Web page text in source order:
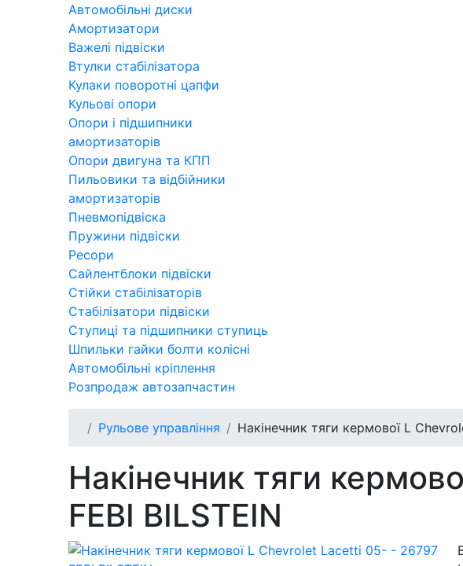
Автомобільні диски
Амортизатори
Важелі підвіски
Втулки стабілізатора
Кулаки поворотні цапфи
Кульові опори
Опори і підшипники
амортизаторів
Опори двигуна та КПП
Пильовики та відбійники
амортизаторів
Пневмопідвіска
Пружини підвіски
Ресори
Сайлентблоки підвіски
Стійки стабілізаторів
Стабілізатори підвіски
Ступиці та підшипники ступиць
Шпильки гайки болти колісні
Автомобільні кріплення
Розпродаж автозапчастин
Рульове управління Накінечник тяги кермової L
Накінечник тяги
FEBI BILSTEIN